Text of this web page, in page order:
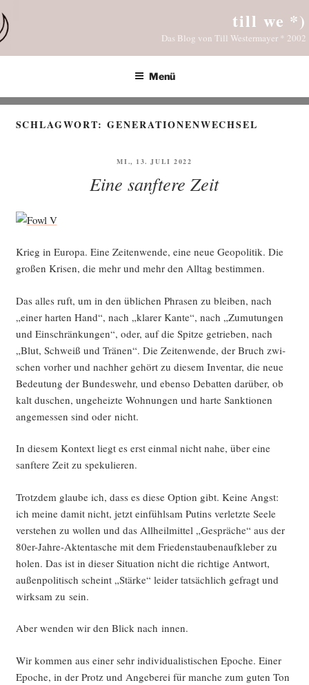
Inhalt
springen
till we *)
Das Blog von Till Westermayer * 2002
Menü
SCHLAGWORT:GENERATIONENWECHSEL
VERÖFFENTLICHT
MI., 13. JULI 2022
Eine sanftere Zeit
Krieg in Euro­pa. Eine Zei­ten­wen­de, eine neue Geo­po­li­tik. Die
gro­ßen Kri­sen, die mehr und mehr den All­tag bestimmen.
Das alles ruft, um in den übli­chen Phra­sen zu blei­ben, nach
„einer har­ten Hand“, nach „kla­rer Kan­te“, nach „Zumu­tun­gen
und Ein­schrän­kun­gen“, oder, auf die Spit­ze getrie­ben, nach
„Blut, Schweiß und Trä­nen“. Die Zei­ten­wen­de, der Bruch zwi­
schen vor­her und nach­her gehört zu die­sem Inven­tar, die neue
Bedeu­tung der Bun­des­wehr, und eben­so Debat­ten dar­über, ob
kalt duschen, unge­heiz­te Woh­nun­gen und har­te Sank­tio­nen
ange­mes­sen sind oder nicht.
In die­sem Kon­text liegt es erst ein­mal nicht nahe, über eine
sanf­te­re Zeit zu spekulieren.
Trotz­dem glau­be ich, dass es die­se Opti­on gibt. Kei­ne Angst:
ich mei­ne damit nicht, jetzt ein­fühl­sam Putins ver­letz­te See­le
ver­ste­hen zu wol­len und das All­heil­mit­tel „Gesprä­che“ aus der
80er-Jah­re-Akten­ta­sche mit dem Frie­dens­tau­ben­auf­kle­ber zu
holen. Das ist in die­ser Situa­ti­on nicht die rich­ti­ge Ant­wort,
außen­po­li­tisch scheint „Stär­ke“ lei­der tat­säch­lich gefragt und
wirk­sam zu sein.
Aber wen­den wir den Blick nach innen.
Wir kom­men aus einer sehr indi­vi­dua­lis­ti­schen Epo­che. Einer
Epo­che, in der Protz und Ange­be­rei für man­che zum guten Ton